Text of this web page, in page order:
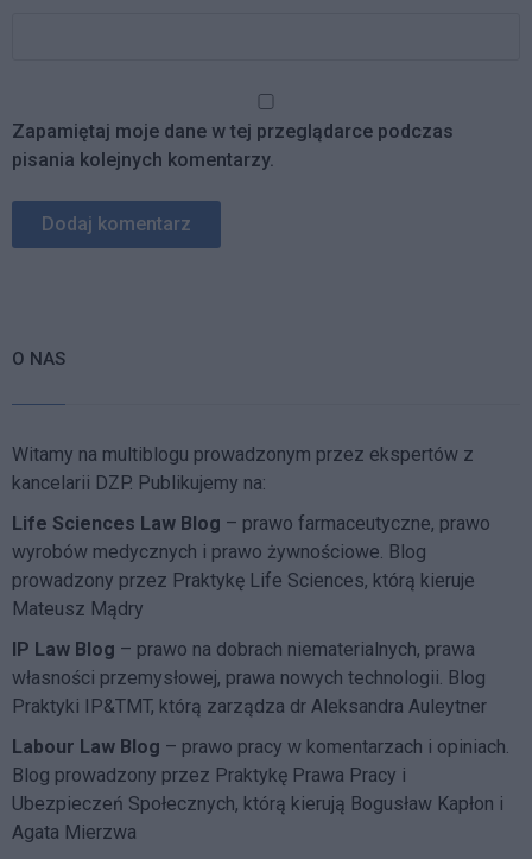
Zapamiętaj moje dane w tej przeglądarce podczas
pisania kolejnych komentarzy.
O NAS
Witamy na multiblogu prowadzonym przez ekspertów z
kancelarii DZP. Publikujemy na:
Life Sciences Law Blog – prawo farmaceutyczne, prawo
wyrobów medycznych i prawo żywnościowe. Blog
prowadzony przez Praktykę Life Sciences, którą kieruje
Mateusz Mądry
IP Law Blog – prawo na dobrach niematerialnych, prawa
własności przemysłowej, prawa nowych technologii. Blog
Praktyki IP&TMT, którą zarządza dr Aleksandra Auleytner
Labour Law Blog – prawo pracy w komentarzach i opiniach.
Blog prowadzony przez Praktykę Prawa Pracy i
Ubezpieczeń Społecznych, którą kierują Bogusław Kapłon i
Agata Mierzwa